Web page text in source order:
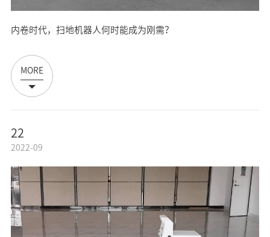
内卷时代，扫地机器人何时能成为刚需？
MORE
22
2022-09